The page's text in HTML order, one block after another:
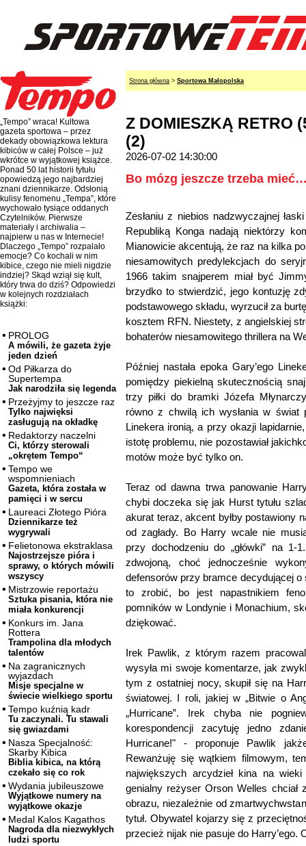
„Tempo” wraca! Kultowa
gazeta sportowa – przez
dekady obowiązkowa lektura
kibiców w całej Polsce – już
wkrótce w wyjątkowej książce.
Ponad 50 lat historii tytułu
opowiedzą jego najbardziej
znani dziennikarze. Odsłonią
kulisy fenomenu „Tempa”, które
wychowało tysiące oddanych
Czytelników. Pierwsze
materiały i archiwalia –
najpierw u nas w Internecie!
Dlaczego „Tempo” rozpalało
emocje? Co kochali w nim
kibice, czego nie mieli nigdzie
indziej? Skąd wziął się kult,
który trwa do dziś? Odpowiedzi
w kolejnych rozdziałach
książki:
PROLOG
A mówili, że gazeta żyje
jeden dzień
Od Piłkarza do
Supertempa
Jak narodziła się legenda
Przeżyjmy to jeszcze raz
Tylko najwięksi
zasługują na okładkę
Redaktorzy naczelni
Ci, którzy sterowali
„okrętem Tempo“
Tempo we
wspomnieniach
Gazeta, która została w
pamięci i w sercu
Laureaci Złotego Pióra
Dziennikarze też
wygrywali
Felietonowa ekstraklasa
Najostrzejsze pióra i
sprawy, o których mówili
wszyscy
Mistrzowie reportażu
Sztuka pisania, która nie
miała konkurencji
Konkurs im. Jana
Rottera
Trampolina dla młodych
talentów
Na zagranicznych
wyjazdach
Misje specjalne w
świecie wielkiego sportu
Tempo kuźnią kadr
Tu zaczynali. Tu stawali
się gwiazdami
Nasza Specjalność:
Skarby Kibica
Biblia kibica, na którą
czekało się co rok
Wydania jubileuszowe
Wyjątkowe numery na
wyjątkowe okazje
Medal Kalos Kagathos
Nagroda dla niezwykłych
ludzi sportu
Strona główna > Sportowa Małopolska
Z DOMIESZKĄ RETRO
(2)
2026-07-02 14:30:00
Bo mózg jeszcze trzeba
Zesłaniu z niebios nadzwyczajnej
Republiką Konga nadają niektórzy
Mianowicie akcentują, że raz na kilka
niesamowitych predylekcjach do
1966 takim snajperem miał być
brzydko to stwierdzić, jego kontuzję
podstawowego składu, wyrzucił za
kosztem RFN. Niestety, z angielskiej
bohaterów niesamowitego thrillera na
Później nastała epoka Gary’ego
pomiędzy piekielną skutecznością
trzy piłki do bramki Józefa
równo z chwilą ich wysłania w świat
Linekera ironią, a przy okazji
istotę problemu, nie pozostawiał
motów może być tylko on.
Teraz od dawna trwa panowanie
chybi doczeka się jak Hurst tytułu
akurat teraz, akcent byłby postawiony
od zagłady. Bo Harry wcale nie
przy dochodzeniu do „główki” na
zdwojoną, choć jednocześnie
defensorów przy bramce decydującej o
to zrobić, bo jest napastnikiem
pomników w Londynie i Monachium,
dziękować.
Irek Pawlik, z którym razem
wysyła mi swoje komentarze, jak
tym z ostatniej nocy, skupił się na
światowej. I roli, jakiej w „Bitwie o
„Hurricane”. Irek chyba nie
korespondencji zacytuję jedno
Hurricane!" - proponuje Pawlik
Rewanżuję się wątkiem filmowym,
największych arcydzieł kina na
genialny reżyser Orson Welles chciał
obrazu, niezależnie od
tytuł. Obywatel kojarzy się z
przecież nijak nie pasuje do